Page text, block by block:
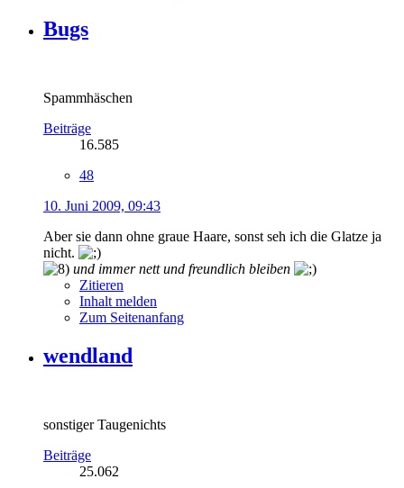
Bugs
Spammhäschen
Beiträge
16.585
48
10. Juni 2009, 09:43
Aber sie dann ohne graue Haare, sonst seh ich die Glatze ja
nicht.
und immer nett und freundlich bleiben
Zitieren
Inhalt melden
Zum Seitenanfang
wendland
sonstiger Taugenichts
Beiträge
25.062